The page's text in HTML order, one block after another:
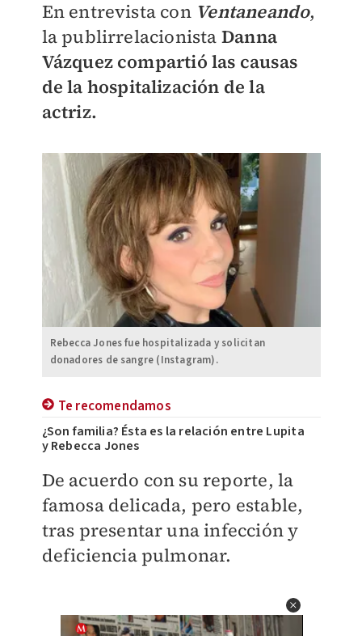
En entrevista con Ventaneando,
la publirrelacionista Danna
Vázquez compartió las causas
de la hospitalización de la
actriz.
Rebecca Jones fue hospitalizada y solicitan
donadores de sangre (Instagram).
Te recomendamos
¿Son familia? Ésta es la relación entre Lupita
y Rebecca Jones
De acuerdo con su reporte, la
famosa delicada, pero estable,
tras presentar una infección y
deficiencia pulmonar.